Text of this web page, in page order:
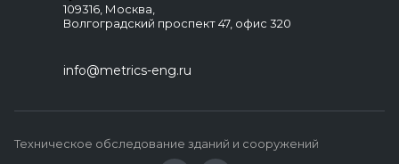
109316, Москва,
Волгоградский проспект 47, офис 320
info@metrics-eng.ru
Техническое обследование зданий и сооружений